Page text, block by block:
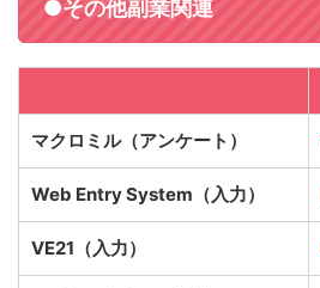
●その他副業関連
マクロミル（アンケート）
Web Entry System（入力）
VE21（入力）